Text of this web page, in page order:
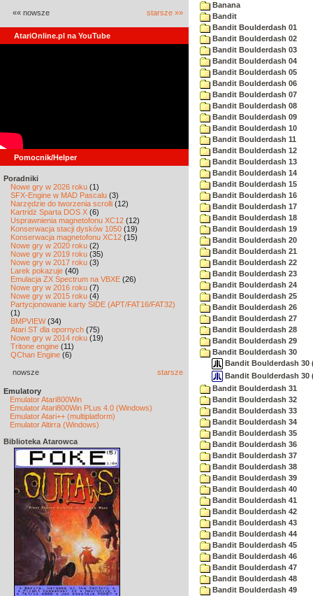
«« nowsze starsze »»
AtariOnline.pl na YouTube
Pomocnik/Helper
Poradniki
Nowe gry w 2026 roku (1)
SFX-Engine w MAD Pascalu (3)
Narzędzie do tworzenia scrolli (12)
Kartridż Sparta DOS X (6)
Usprawnienia magnetofonu XC12 (12)
Konserwacja stacji dysków 1050 (19)
Konserwacja magnetofonu XC12 (15)
Nowe gry w 2020 roku (2)
Nowe gry w 2019 roku (35)
Nowe gry w 2017 roku (3)
Larek pokazuje (40)
Emulacja ZX Spectrum na VBXE (26)
Nowe gry w 2016 roku (7)
Nowe gry w 2015 roku (4)
Partycjonowanie karty SIDE (APT/FAT16/FAT32)
(1)
BMPVIEW(34)
Atari ST dla opornych (75)
Nowe gry w 2014 roku (19)
Tritone engine (11)
QChan Engine (6)
nowsze starsze
Emulatory
Emulator Atari800Win
Emulator Atari800Win PLus 4.0 (Windows)
Emulator Atari++ (multiplatform)
Emulator Altirra (Windows)
Biblioteka Atarowca
Banana
Bandit
Bandit Boulderdash 01
Bandit Boulderdash 02
Bandit Boulderdash 03
Bandit Boulderdash 04
Bandit Boulderdash 05
Bandit Boulderdash 06
Bandit Boulderdash 07
Bandit Boulderdash 08
Bandit Boulderdash 09
Bandit Boulderdash 10
Bandit Boulderdash 11
Bandit Boulderdash 12
Bandit Boulderdash 13
Bandit Boulderdash 14
Bandit Boulderdash 15
Bandit Boulderdash 16
Bandit Boulderdash 17
Bandit Boulderdash 18
Bandit Boulderdash 19
Bandit Boulderdash 20
Bandit Boulderdash 21
Bandit Boulderdash 22
Bandit Boulderdash 23
Bandit Boulderdash 24
Bandit Boulderdash 25
Bandit Boulderdash 26
Bandit Boulderdash 27
Bandit Boulderdash 28
Bandit Boulderdash 29
Bandit Boulderdash 30
Bandit Boulderdash 30
Bandit Boulderdash 30
Bandit Boulderdash 31
Bandit Boulderdash 32
Bandit Boulderdash 33
Bandit Boulderdash 34
Bandit Boulderdash 35
Bandit Boulderdash 36
Bandit Boulderdash 37
Bandit Boulderdash 38
Bandit Boulderdash 39
Bandit Boulderdash 40
Bandit Boulderdash 41
Bandit Boulderdash 42
Bandit Boulderdash 43
Bandit Boulderdash 44
Bandit Boulderdash 45
Bandit Boulderdash 46
Bandit Boulderdash 47
Bandit Boulderdash 48
Bandit Boulderdash 49